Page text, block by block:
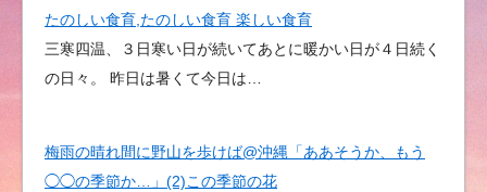
たのしい食育,たのしい食育 楽しい食育
三寒四温、３日寒い日が続いてあとに暖かい日が４日続く
の日々。 昨日は暑くて今日は…
梅雨の晴れ間に野山を歩けば@沖縄「ああそうか、もう
◯◯の季節か…」(2)この季節の花